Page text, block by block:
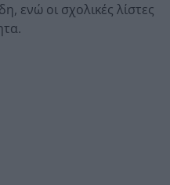
ενώ οι σχολικές λίστες